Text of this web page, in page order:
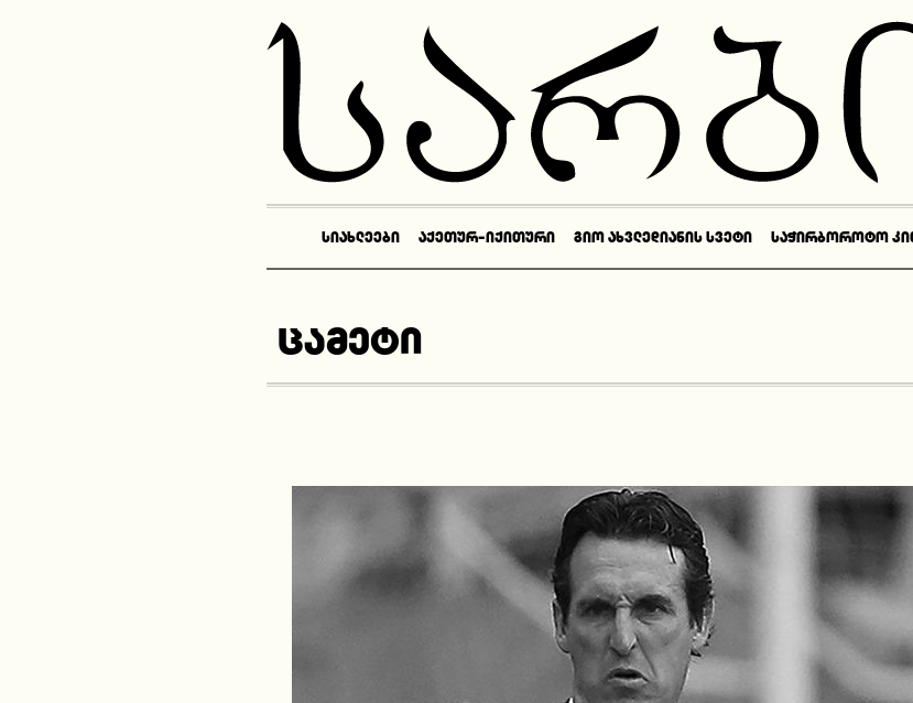
ᲡᲘᲐᲮᲚᲔᲔᲑᲘ ᲐᲥᲔᲗᲣᲠ-ᲘᲥᲘᲗᲣᲠᲘ ᲒᲘᲝ ᲐᲮᲕᲚᲔᲓᲘᲐᲜᲘᲡ ᲡᲕᲔᲢᲘ ᲡᲐᲭᲘᲠᲑᲝᲠᲝᲢᲝ
ცამეტი